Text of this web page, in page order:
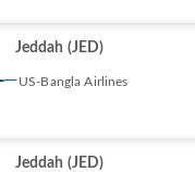
Jeddah (JED)
US-Bangla Airlines
Jeddah (JED)